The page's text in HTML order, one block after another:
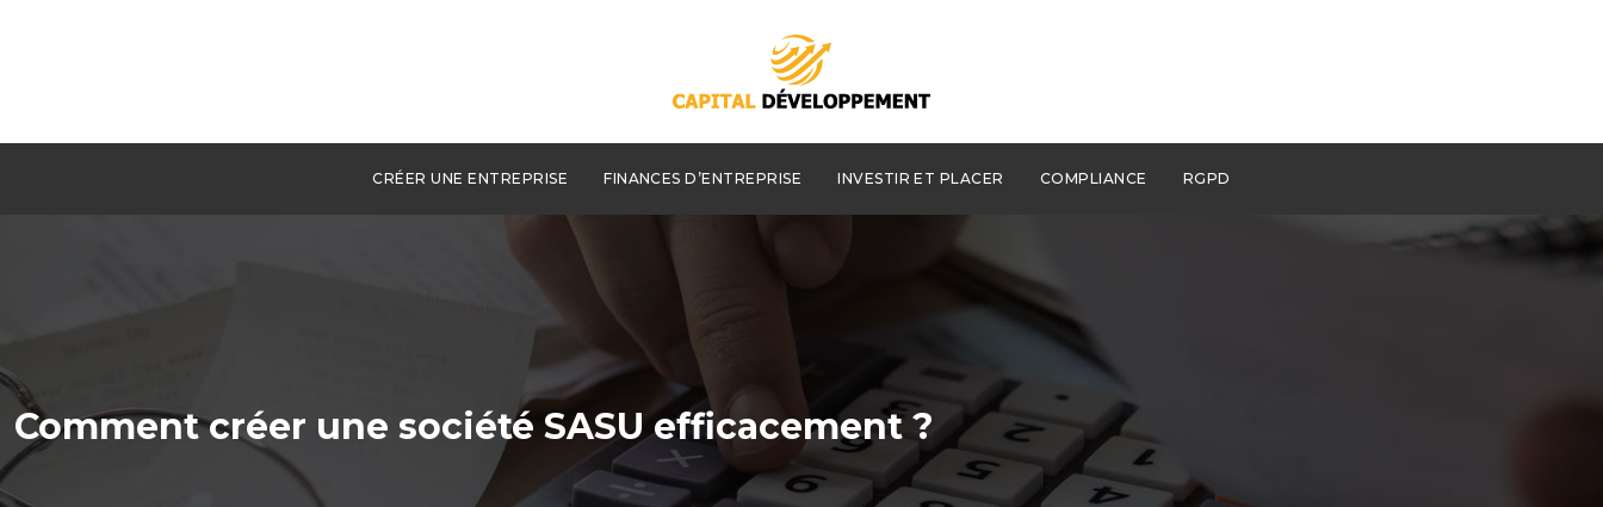
CRÉER UNE ENTREPRISE FINANCES D’ENTREPRISE INVESTIR ET PLACER COMPLIANCE RGPD
Comment créer une société SASU efficacement ?